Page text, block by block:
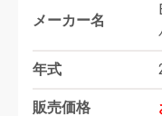
メーカー名
年式
販売価格